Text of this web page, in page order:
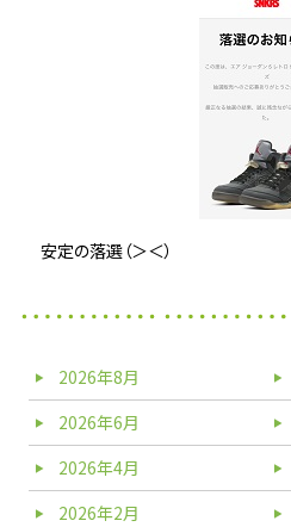
安定の落選（＞＜）
2026年8月
2026年6月
2026年4月
2026年2月